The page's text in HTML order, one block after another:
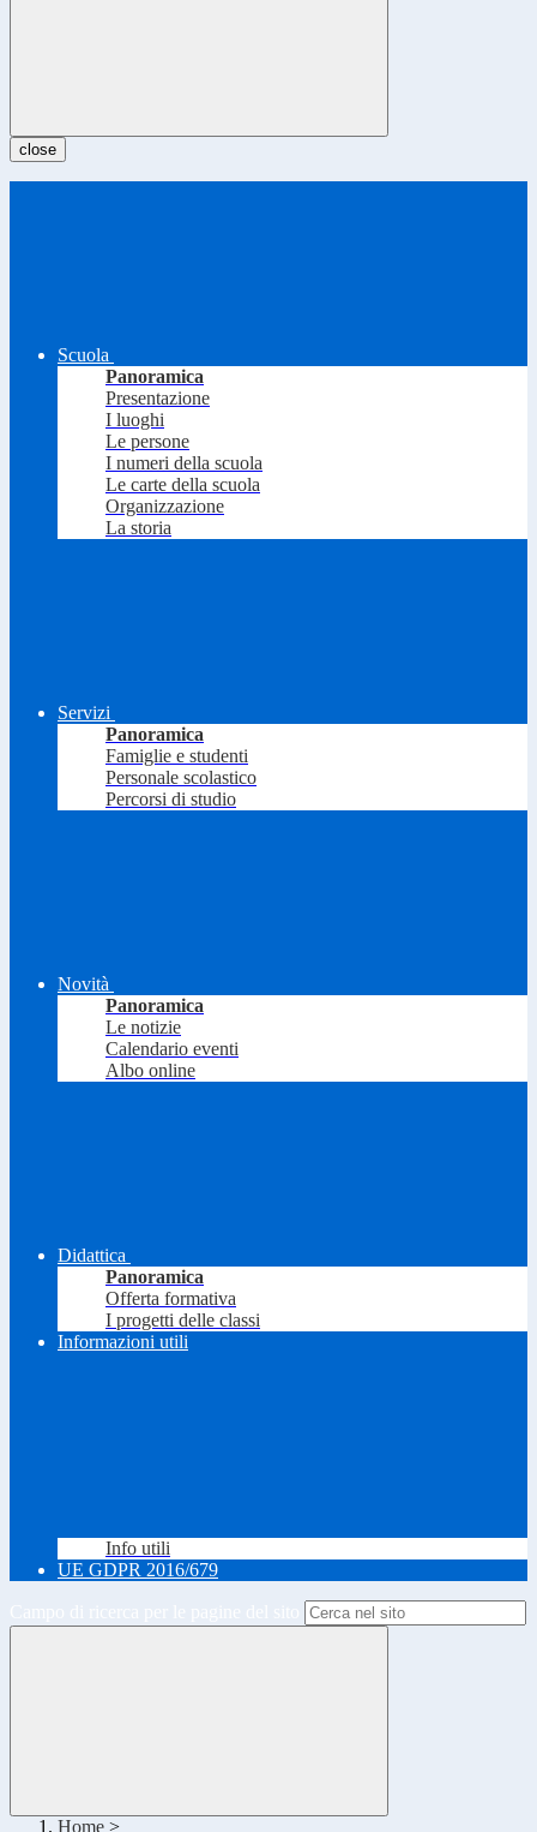
close
Scuola
Panoramica
Presentazione
I luoghi
Le persone
I numeri della scuola
Le carte della scuola
Organizzazione
La storia
Servizi
Panoramica
Famiglie e studenti
Personale scolastico
Percorsi di studio
Novità
Panoramica
Le notizie
Calendario eventi
Albo online
Didattica
Panoramica
Offerta formativa
I progetti delle classi
Informazioni utili
Info utili
UE GDPR 2016/679
Home >